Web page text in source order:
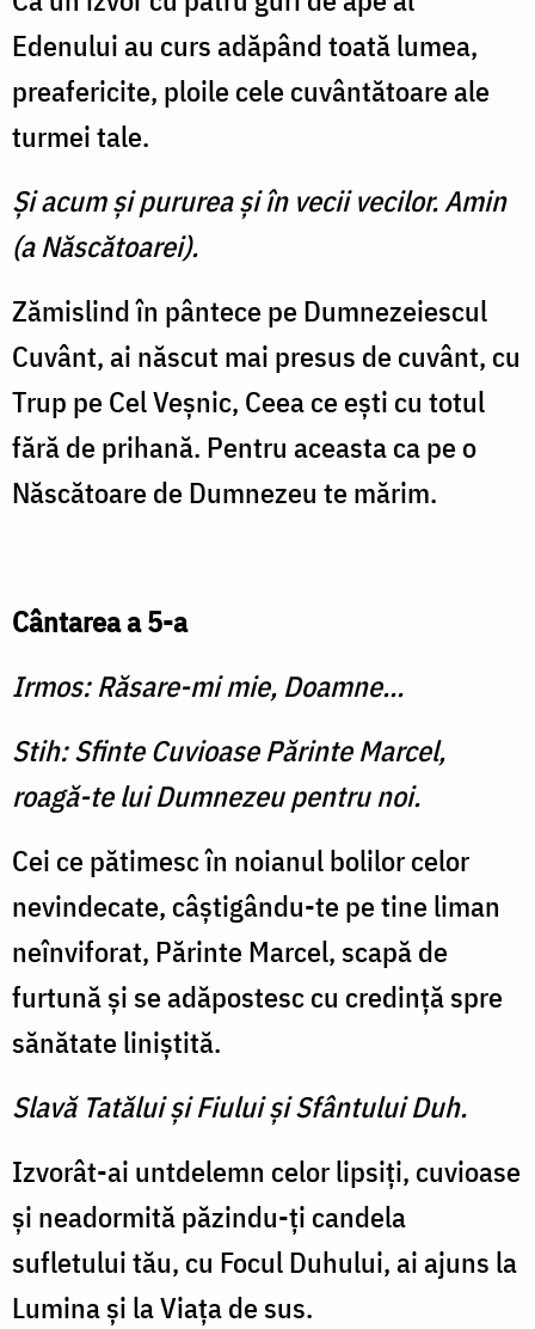
Edenului au curs adăpând toată lumea,
preafericite, ploile cele cuvântătoare ale
tur­mei tale.
Şi acum şi pururea şi în vecii vecilor. Amin
(a Născătoarei).
Zămislind în pântece pe Dum­nezeiescul
Cuvânt, ai născut mai presus de cuvânt, cu
Trup pe Cel Veşnic, Ceea ce eşti cu to­tul
fără de prihană. Pentru aceas­ta ca pe o
Născătoare de Dum­nezeu te mărim.
Cântarea a 5-a
Irmos: Răsare-mi mie, Doamne...
Stih: Sfinte Cuvioase Părinte Marcel,
roagă-te lui Dumnezeu pentru noi.
Cei ce pătimesc în noianul bolilor celor
nevindecate, câştigându-te pe tine liman
neînviforat, Părinte Marcel, scapă de
furtună şi se adăpostesc cu credinţă spre
sănătate liniştită.
Slavă Tatălui şi Fiului şi Sfântului Duh.
Izvorât-ai untdelemn celor lipsiţi, cuvioase
şi neadormită păzindu-ţi candela
sufletului tău, cu Focul Duhului, ai ajuns la
Lumina şi la Viaţa de sus.